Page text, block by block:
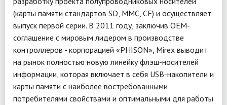
(карты памяти стандартов SD, MMC, CF) и осуществляет
выпуск первой серии. В 2011 году, заключив ОЕМ-
соглашение с мировым лидером в производстве
контроллеров - корпорацией «PHISON», Mirex выводит
на рынок полностью новую линейку флэш-носителей
информации, которая включает в себя USB-накопители и
карты памяти с наиболее востребованными
потребителями свойствами и оптимальными для работы